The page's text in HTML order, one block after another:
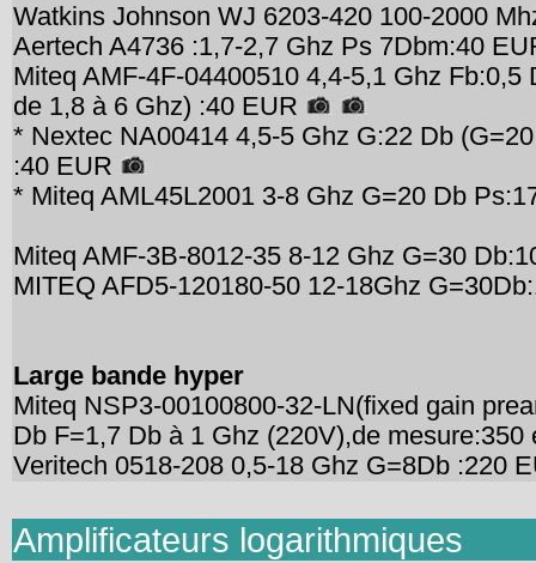
Watkins Johnson WJ 6203-420 100-2000
Aertech A4736 :1,7-2,7 Ghz Ps 7Dbm:40
Miteq AMF-4F-04400510 4,4-5,1 Ghz
de 1,8 à 6 Ghz) :40 EUR
* Nextec NA00414 4,5-5 Ghz G:22 Db
:40 EUR
* Miteq AML45L2001 3-8 Ghz G=20 Db
Miteq AMF-3B-8012-35 8-12 Ghz G=30
MITEQ AFD5-120180-50 12-18Ghz
Large bande hyper
Miteq NSP3-00100800-32-LN(fixed gain
Db F=1,7 Db à 1 Ghz (220V),de mesure:350
Veritech 0518-208 0,5-18 Ghz G=8Db :220
Amplificateurs logarithmiques